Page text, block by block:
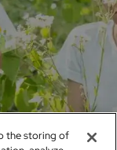
the storing of